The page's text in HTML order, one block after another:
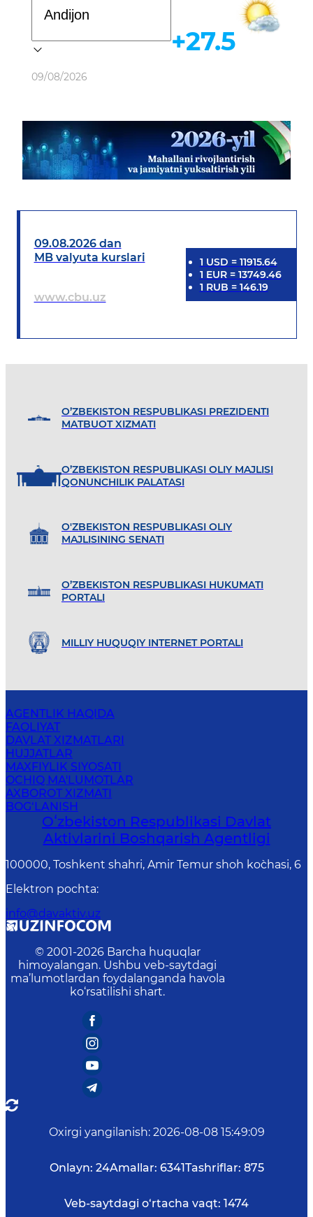
Ob-havo
09/08/2026
+27.5
09.08.2026 dan
MB valyuta kurslari
www.cbu.uz
1 USD = 11915.64
1 EUR= 13749.46
1 RUB = 146.19
O’ZBEKISTON RESPUBLIKASI PREZIDENTI
MATBUOT XIZMATI
O’ZBEKISTON RESPUBLIKASI OLIY MAJLISI
QONUNCHILIK PALATASI
O'ZBEKISTON RESPUBLIKASI OLIY
MAJLISINING SENATI
O’ZBEKISTON RESPUBLIKASI HUKUMATI
PORTALI
MILLIY HUQUQIY INTERNET PORTALI
AGENTLIK HAQIDA
FAOLIYAT
DAVLAT XIZMATLARI
HUJJATLAR
MAXFIYLIK SIYOSATI
OCHIQ MA'LUMOTLAR
AXBOROT XIZMATI
BOG‘LANISH
Oʻzbekiston Respublikasi Davlat
Aktivlarini Boshqarish Agentligi
100000, Toshkent shahri, Amir Temur shoh ko`chasi, 6
Elektron pochta:
info@davaktiv.uz
© 2001-2026 Barcha huquqlar
himoyalangan. Ushbu veb-saytdagi
ma’lumotlardan foydalanganda havola
ko‘rsatilishi shart.
Oxirgi yangilanish: 2026-08-08 15:49:09
Onlayn: 24Amallar: 6341Tashriflar: 875
Veb-saytdagi o‘rtacha vaqt: 1474